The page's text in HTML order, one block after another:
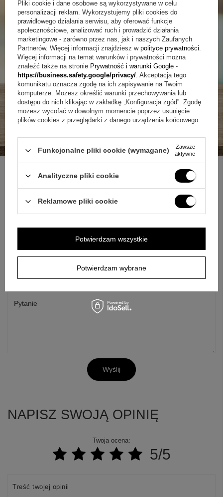
ZAPYTAJ O PRODUKT
szybko jak tylko będzie to możliwe.Dane są przetwarzane zgodnie z
Pytanie
Wyślij
NAPISZ SWOJĄ OPINIĘ
Twoja ocena:
5/5
Treść twojej opinii
Pliki cookie i dane osobowe są wykorzystywane w celu
personalizacji reklam. Wykorzystujemy pliki cookies do
prawidłowego działania serwisu, aby oferować funkcje
społecznościowe, analizować ruch i prowadzić działania
marketingowe - zarówno przez nas, jak i naszych Zaufanych
Partnerów. Więcej informacji znajdziesz w polityce prywatności.
Więcej informacji na temat warunków i prywatności można
znaleźć także na stronie Prywatność i warunki Google -
https://business.safety.google/privacy/. Akceptacja tego
komunikatu oznacza zgodę na ich zapisywanie na Twoim
komputerze. Możesz określić warunki przechowywania lub
dostępu do nich klikając w zakładkę „Konfiguracja zgód”. Zgodę
możesz wycofać w dowolnym momencie poprzez usunięcie
plików cookies z przeglądarki z danego urządzenia końcowego.
Funkcjonalne pliki cookie (wymagane)
Zawsze
aktywne
Analityczne pliki cookie
Reklamowe pliki cookie
Potwierdzam wybrane
Potwierdzam wszystkie